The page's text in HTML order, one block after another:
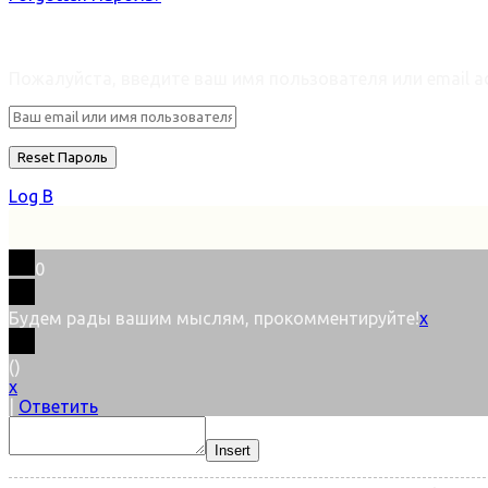
Log В
0
Будем рады вашим мыслям, прокомментируйте!x
()
x
Ответить
Insert